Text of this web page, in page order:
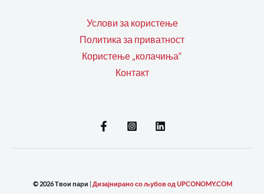
Услови за користење
Политика за приватност
Користење „колачиња“
Контакт
© 2026 Твои пари | Дизајнирано со љубов од UPCONOMY.COM